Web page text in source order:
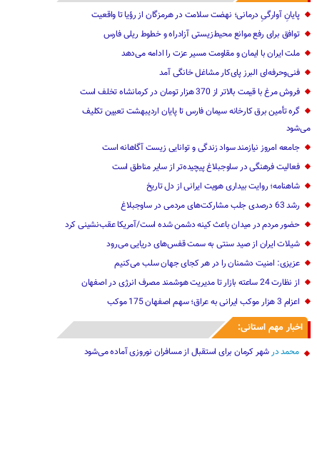
پایانِ آوارگیِ درمانی؛ نهضت سلامت در هرمزگان از رؤیا تا واقعیت
توافق برای رفع موانع محیط‌زیستی آزادراه و خطوط ریلی فارس
ملت ایران با ایمان و مقاومت مسیر عزت را ادامه می‌دهد
فنی‌وحرفه‌ای البرز پای‌کار مشاغل خانگی آمد
فروش مرغ با قیمت بالاتر از 370 هزار تومان در کرمانشاه تخلف است
گره تأمین برق کارخانه سیمان فارس تا پایان اردیبهشت تعیین تکلیف
می‌شود
جامعه امروز نیازمند سواد زندگی و توانایی زیست آگاهانه است
فعالیت فرهنگی در ساوجبلاغ پیچیده‌تر از سایر مناطق است
شاهنامه؛ روایت بیداری هویت ایرانی از دل تاریخ
رشد 63 درصدی جلب مشارکت‌های مردمی در ساوجبلاغ
حضور مردم در میدان باعث کینه دشمن شده است/آمریکا عقب‌نشینی کرد
شیلات ایران از صید سنتی به سمت قفس‌های دریایی می‌رود
عزیزی: امنیت دشمنان را در هر کجای جهان سلب می‌کنیم
از نظارت 24 ساعته بازار تا مدیریت هوشمند مصرف انرژی در اصفهان
اعزام 3 هزار موکب ایرانی به عراق؛ سهم اصفهان 175 موکب
اخبار مهم استانی:
محمددر شهر کرمان برای استقبال از مسافران نوروزی آماده می‌شود